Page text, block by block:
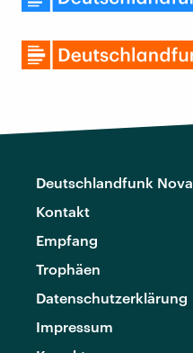
Deutschlandfunk Nova
Kontakt
Empfang
Trophäen
Datenschutzerklärung
Impressum